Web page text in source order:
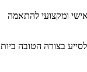
אישי ומקצועי להתאמה
בצורה הטובה